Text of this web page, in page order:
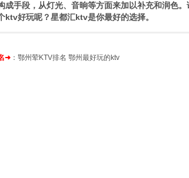
成手段，从灯光、音晌等方面来加以补充和润色
ktv好玩呢？星都汇ktv是你最好的选择。
➜ ： 鄂州荤KTV排名 鄂州最好玩的ktv